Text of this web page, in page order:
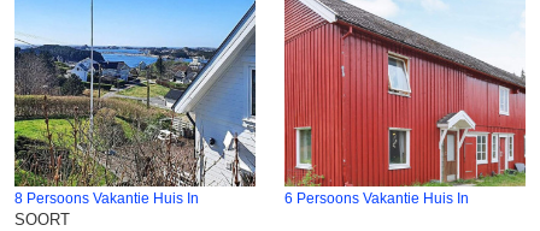
8 Persoons Vakantie Huis In 6 Persoons Vakantie Huis In
SOORT